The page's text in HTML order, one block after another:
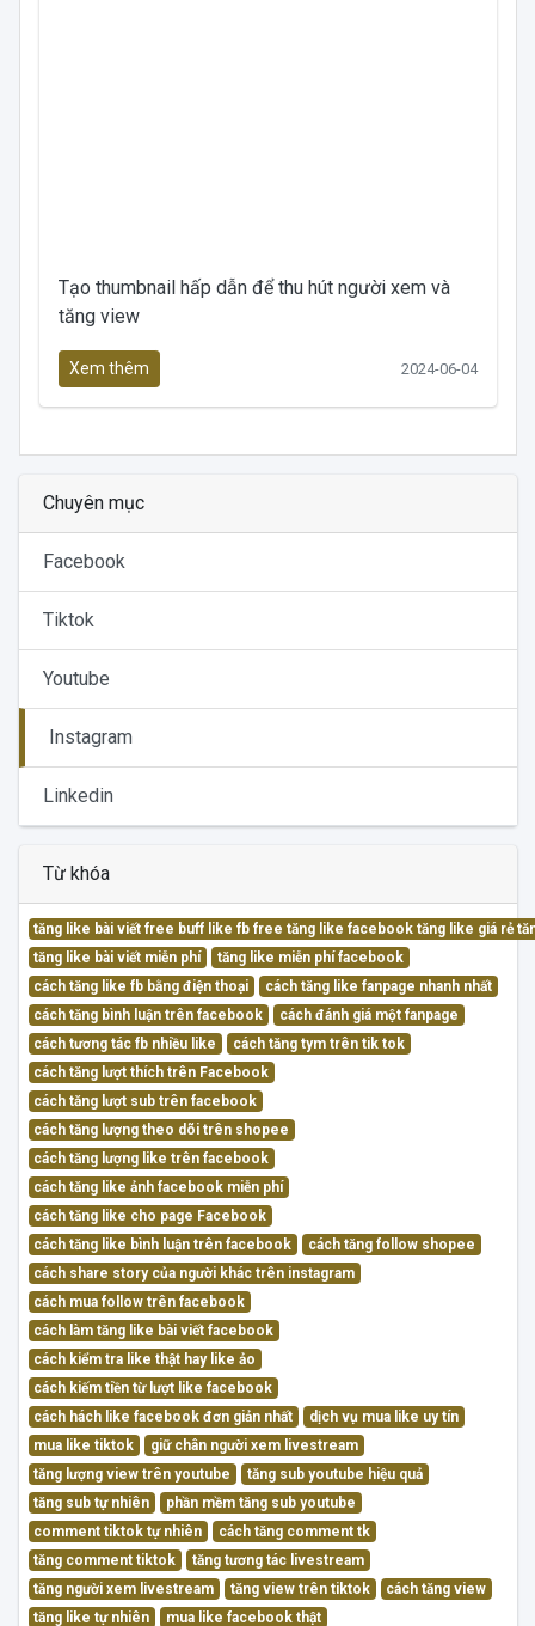
Tạo thumbnail hấp dẫn để thu hút người xem và
tăng view
Xem thêm 2024-06-04
Chuyên mục
Facebook
Tiktok
Youtube
Instagram
Linkedin
Từ khóa
tăng like bài viết free buff like fb free tăng like facebook tăng like giá rẻ
tăng like bài viết miễn phí
tăng like miễn phí facebook
cách tăng like fb bằng điện thoại
cách tăng like fanpage nhanh nhất
cách tăng bình luận trên facebook
cách đánh giá một fanpage
cách tương tác fb nhiều like
cách tăng tym trên tik tok
cách tăng lượt thích trên Facebook
cách tăng lượt sub trên facebook
cách tăng lượng theo dõi trên shopee
cách tăng lượng like trên facebook
cách tăng like ảnh facebook miễn phí
cách tăng like cho page Facebook
cách tăng like bình luận trên facebook
cách tăng follow shopee
cách share story của người khác trên instagram
cách mua follow trên facebook
cách làm tăng like bài viết facebook
cách kiểm tra like thật hay like ảo
cách kiếm tiền từ lượt like facebook
cách hách like facebook đơn giản nhất
dịch vụ mua like uy tín
mua like tiktok
giữ chân người xem livestream
tăng lượng view trên youtube
tăng sub youtube hiệu quả
tăng sub tự nhiên
phần mềm tăng sub youtube
comment tiktok tự nhiên
cách tăng comment tk
tăng comment tiktok
tăng tương tác livestream
tăng người xem livestream
tăng view trên tiktok
cách tăng view
tăng like tự nhiên
mua like facebook thật